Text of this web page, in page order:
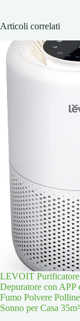
Articoli correlati
LEVOIT
Depuratore con
Fumo Polvere
Sonno per Casa